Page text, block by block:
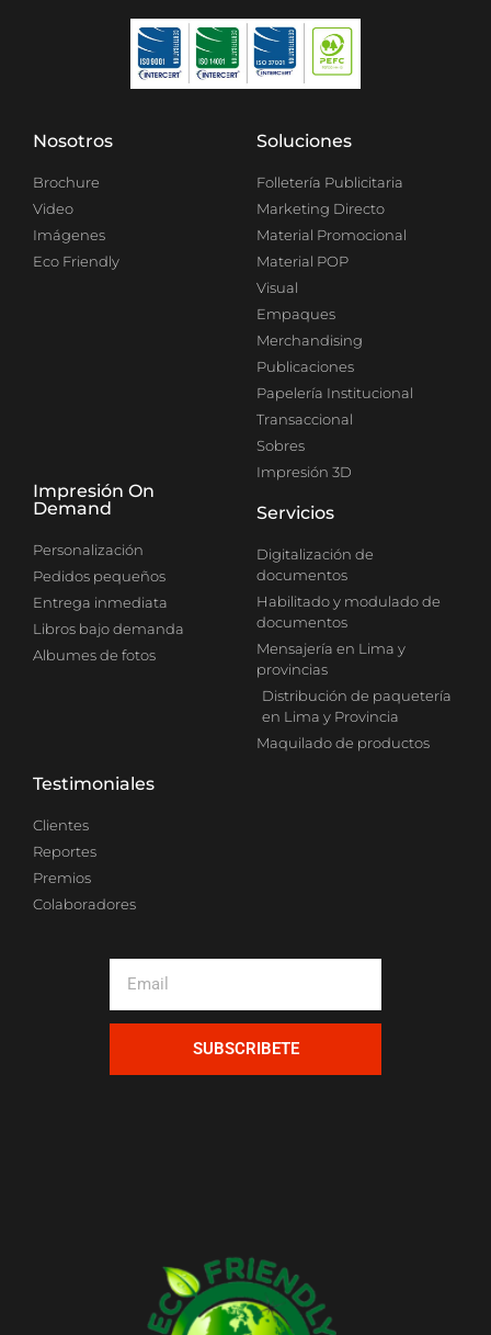
Nosotros
Brochure
Video
Imágenes
Eco Friendly
Soluciones
Folletería Publicitaria
Marketing Directo
Material Promocional
Material POP
Visual
Empaques
Merchandising
Publicaciones
Papelería Institucional
Transaccional
Sobres
Impresión 3D
Impresión On
Demand
Personalización
Pedidos pequeños
Entrega inmediata
Libros bajo demanda
Albumes de fotos
Servicios
Digitalización de
documentos
Habilitado y modulado de
documentos
Mensajería en Lima y
provincias
Distribución de paquetería
en Lima y Provincia
Maquilado de productos
Testimoniales
Clientes
Reportes
Premios
Colaboradores
SUBSCRIBETE